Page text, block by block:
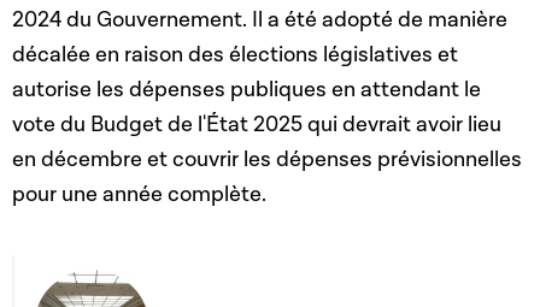
2024 du Gouvernement. Il a été adopté de manière
décalée en raison des élections législatives et
autorise les dépenses publiques en attendant le
vote du Budget de l'État 2025 qui devrait avoir lieu
en décembre et couvrir les dépenses prévisionnelles
pour une année complète.